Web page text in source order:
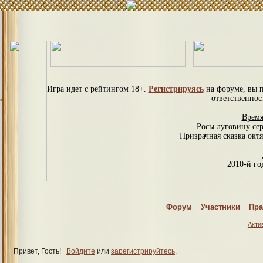
Форум Участники
Игра идет с рейтингом 18+. Регистрируясьна форуме, вы
Росы луговину
Призрачная сказка
2010-й
Привет, Гость! Войдите или зарегистрируйтесь